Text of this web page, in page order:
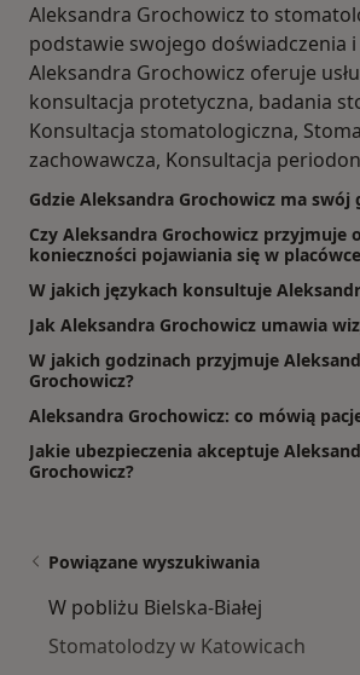
Aleksandra Grochowicz to
podstawie swojego doświadczenia i
Aleksandra Grochowicz oferuje
konsultacja protetyczna, badania
Konsultacja stomatologiczna,
zachowawcza, Konsultacja
Gdzie Aleksandra Grochowicz ma swój
Czy Aleksandra Grochowicz przyjmuje
konieczności pojawiania się w
W jakich językach konsultuje
Jak Aleksandra Grochowicz umawia
W jakich godzinach przyjmuje
Grochowicz?
Aleksandra Grochowicz: co mówią
Jakie ubezpieczenia akceptuje
Grochowicz?
Powiązane wyszukiwania
W pobliżu Bielska-Białej
Stomatolodzy w Katowicach